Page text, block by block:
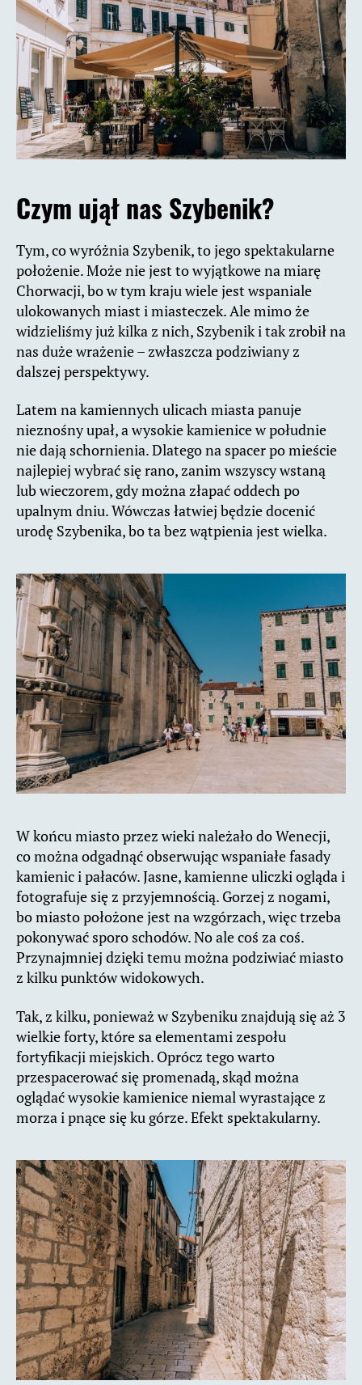
Czym ujął nas Szybenik?
Tym, co wyróżnia Szybenik, to jego spektakularne
położenie. Może nie jest to wyjątkowe na miarę
Chorwacji, bo w tym kraju wiele jest wspaniale
ulokowanych miast i miasteczek. Ale mimo że
widzieliśmy już kilka z nich, Szybenik i tak zrobił na
nas duże wrażenie – zwłaszcza podziwiany z
dalszej perspektywy.
Latem na kamiennych ulicach miasta panuje
nieznośny upał, a wysokie kamienice w południe
nie dają schornienia. Dlatego na spacer po mieście
najlepiej wybrać się rano, zanim wszyscy wstaną
lub wieczorem, gdy można złapać oddech po
upalnym dniu. Wówczas łatwiej będzie docenić
urodę Szybenika, bo ta bez wątpienia jest wielka.
W końcu miasto przez wieki należało do Wenecji,
co można odgadnąć obserwując wspaniałe fasady
kamienic i pałaców. Jasne, kamienne uliczki ogląda i
fotografuje się z przyjemnością. Gorzej z nogami,
bo miasto położone jest na wzgórzach, więc trzeba
pokonywać sporo schodów. No ale coś za coś.
Przynajmniej dzięki temu można podziwiać miasto
z kilku punktów widokowych.
Tak, z kilku, ponieważ w Szybeniku znajdują się aż 3
wielkie forty, które sa elementami zespołu
fortyfikacji miejskich. Oprócz tego warto
przespacerować się promenadą, skąd można
oglądać wysokie kamienice niemal wyrastające z
morza i pnące się ku górze. Efekt spektakularny.